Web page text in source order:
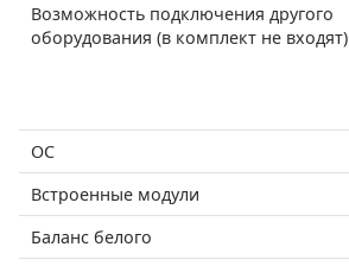
Возможность подключения другого
оборудования (в комплект не входят)
ОС
Встроенные модули
Баланс белого